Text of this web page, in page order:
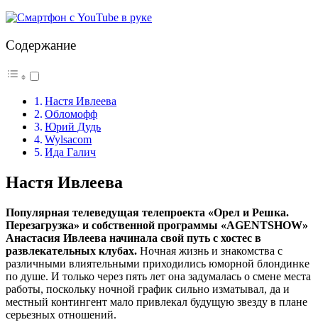
Содержание
Настя Ивлеева
Обломофф
Юрий Дудь
Wylsacom
Ида Галич
Настя Ивлеева
Популярная телеведущая телепроекта «Орел и Решка.
Перезагрузка» и собственной программы «AGENTSHOW»
Анастасия Ивлеева начинала свой путь с хостес в
развлекательных клубах. Ночная жизнь и знакомства с
различными влиятельными приходились юморной блондинке
по душе. И только через пять лет она задумалась о смене места
работы, поскольку ночной график сильно изматывал, да и
местный контингент мало привлекал будущую звезду в плане
серьезных отношений.